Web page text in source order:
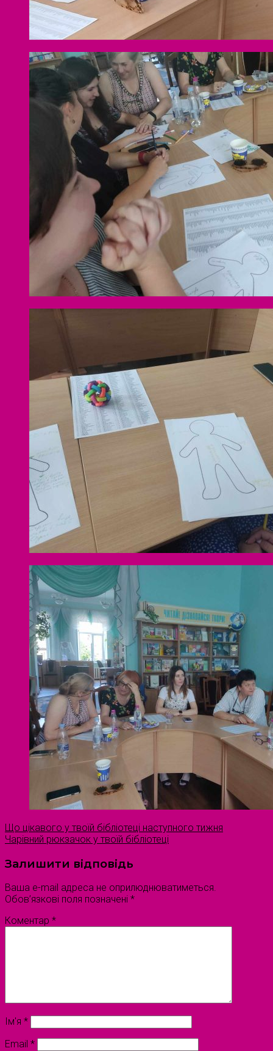
Що цікавого у твоїй бібліотеці наступного тижня
Чарівний рюкзачок у твоїй бібліотеці
Залишити відповідь
Ваша e-mail адреса не оприлюднюватиметься.
Обов’язкові поля позначені *
Коментар *
Ім'я *
Email *